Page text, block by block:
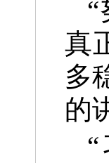
“
真
多
的